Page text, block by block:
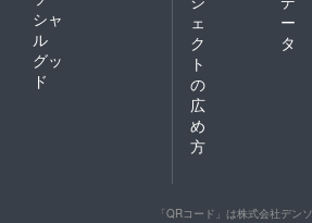
シャ
ル
グッ
ド
ェ
ク
ト
の
広
め
方
ー
タ
「QRコード」は株式会社デン